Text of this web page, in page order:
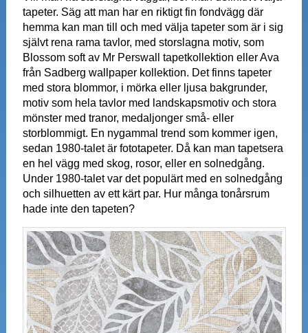
tapeter. Säg att man har en riktigt fin fondvägg där
hemma kan man till och med välja tapeter som är i sig
självt rena rama tavlor, med storslagna motiv, som
Blossom soft av Mr Perswall tapetkollektion eller Ava
från Sadberg wallpaper kollektion. Det finns tapeter
med stora blommor, i mörka eller ljusa bakgrunder,
motiv som hela tavlor med landskapsmotiv och stora
mönster med tranor, medaljonger små- eller
storblommigt. En nygammal trend som kommer igen,
sedan 1980-talet är fototapeter. Då kan man tapetsera
en hel vägg med skog, rosor, eller en solnedgång.
Under 1980-talet var det populärt med en solnedgång
och silhuetten av ett kärt par. Hur många tonårsrum
hade inte den tapeten?